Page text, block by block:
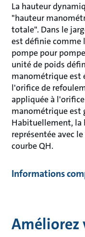
La hauteur
"hauteur
totale". Dans le
est définie comme
pompe pour
unité de poids
manométrique est
l'orifice de
appliquée à
manométrique est
Habituellement, la
représentée avec
courbe QH.
Informations
Améliorez